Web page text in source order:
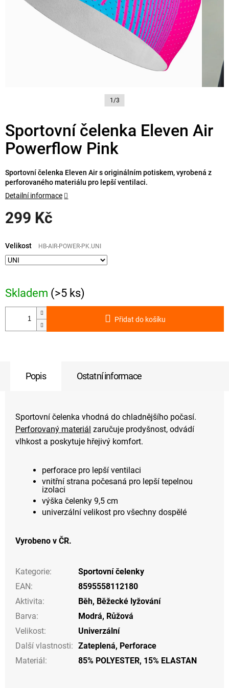
1/3
Sportovní čelenka Eleven Air
Powerflow Pink
299 Kč
cena:
Skladem (>5 ks)
Velikost HB-AIR-POWER-PK.UNI
Přidat do košíku
Sportovní čelenka Eleven Air s originálním potiskem, vyrobená z
perforovaného materiálu pro lepší ventilaci.
Detailní informace
Popis Ostatní informace
Sportovní čelenka vhodná do chladnějšího počasí.
Perforovaný materiál zaručuje prodyšnost, odvádí
vlhkost a poskytuje hřejivý komfort.
perforace pro lepší ventilaci
vnitřní strana počesaná pro lepší tepelnou
izolaci
výška čelenky 9,5 cm
univerzální velikost pro všechny dospělé
Vyrobeno v ČR.
Kategorie:
Sportovní čelenky
EAN:
8595558112180
Aktivita: Běh, Běžecké lyžování
Barva: Modrá, Růžová
Velikost:
Univerzální
Další vlastnosti: Zateplená, Perforace
Materiál: 85% POLYESTER, 15% ELASTAN